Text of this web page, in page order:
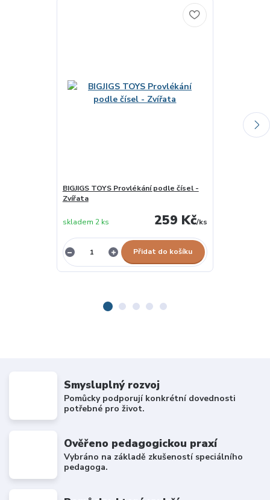
BIGJIGS TOYS Provlékání podle čísel -
Zvířata
259 Kč/ks
skladem 2 ks
Přidat do košíku
Smysluplný rozvoj
Pomůcky podporují konkrétní dovednosti
potřebné pro život.
Ověřeno pedagogickou praxí
Vybráno na základě zkušeností speciálního
pedagoga.